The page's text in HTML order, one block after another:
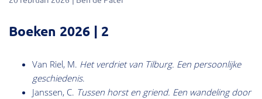
Boeken 2026 | 2
Van Riel, M. Het verdriet van Tilburg. Een persoonlijke
geschiedenis.
Janssen, C. Tussen horst en griend. Een wandeling door